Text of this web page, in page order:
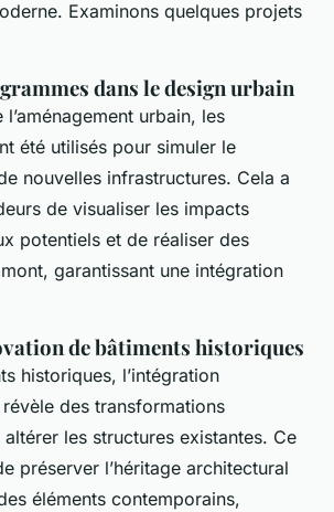
Examinons quelques projets
dans le design urbain
urbain, les
été utilisés pour simuler le
nouvelles infrastructures. Cela a
de visualiser les impacts
potentiels et de réaliser des
garantissant une intégration
de bâtiments historiques
historiques, l’intégration
révèle des transformations
les structures existantes. Ce
préserver l’héritage architectural
éléments contemporains,